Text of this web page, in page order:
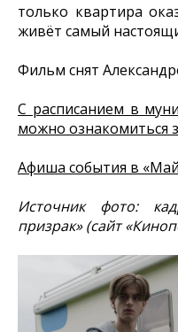
только квартира
живёт самый
Фильм снят
С расписанием в
можно ознакомиться
Афиша события в
Источник фото:
призрак» (сайт